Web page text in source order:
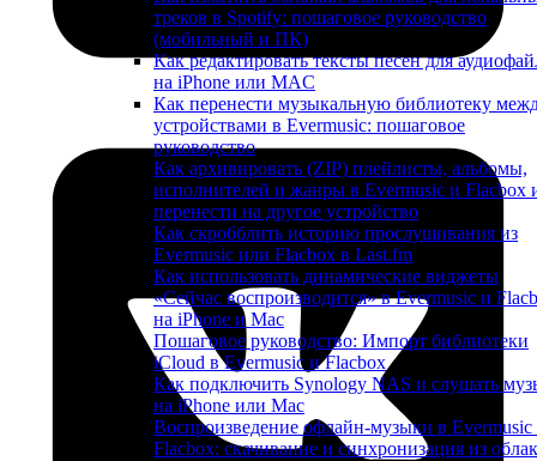
треков в Spotify: пошаговое руководство
(мобильный и ПК)
Как редактировать тексты песен для
на iPhone или MAC
Как перенести музыкальную библиотеку
устройствами в Evermusic: пошаговое
руководство
Как архивировать (ZIP) плейлисты, альбомы,
исполнителей и жанры в Evermusic и Flacbox
перенести на другое устройство
Как скробблить историю прослушивания из
Evermusic или Flacbox в Last.fm
Как использовать динамические виджеты
«Сейчас воспроизводится» в Evermusic и
на iPhone и Mac
Пошаговое руководство: Импорт библиотеки
iCloud в Evermusic и Flacbox
Как подключить Synology NAS и слушать
на iPhone или Mac
Воспроизведение офлайн-музыки в Evermusic
Flacbox: скачивание и синхронизация из